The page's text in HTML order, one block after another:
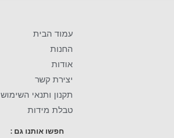
עמוד הבית
החנות
אודות
יצירת קשר
תקנון ותנאי השימוש
טבלת מידות
חפשו אותנו גם :